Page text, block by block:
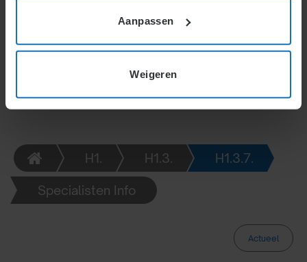
Aanpassen
Weigeren
Werkgevers kunnen boetes of schadevergoeding
eisen, maar niet beide.
H1. H1.3. H1.3.7.
Specialisten Info
Actueel